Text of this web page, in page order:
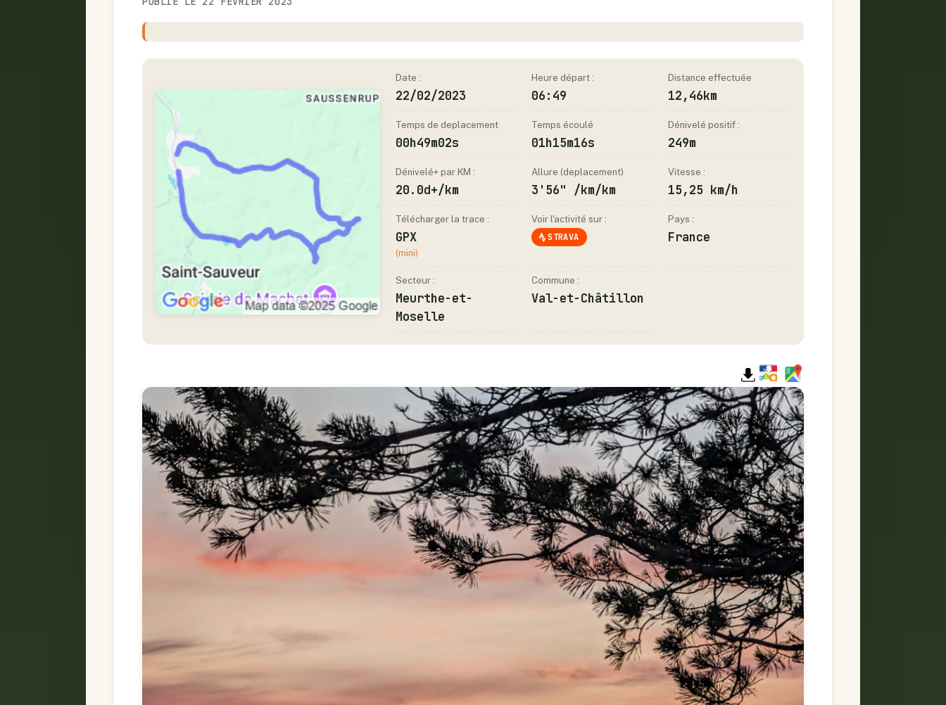
Date :
22/02/2023
Heure départ :
06:49
Distance effectuée
12,46km
Temps de deplacement
00h49m02s
Temps écoulé
01h15m16s
Dénivelé positif :
249m
Dénivelé+ par KM :
20.0d+/km
Allure (deplacement)
3'56" /km/km
Vitesse :
15,25 km/h
Télécharger la trace :
GPX
(mini)
Voir l'activité sur :
STRAVA
Pays :
France
Secteur :
Meurthe-et-
Moselle
Commune :
Val-et-Châtillon